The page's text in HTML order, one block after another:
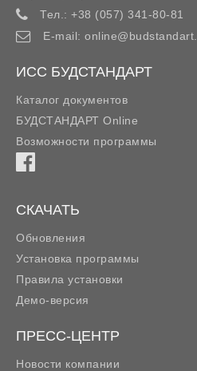
Тел.: +38 (057) 341-80-81
E-mail:
ИСС БУДСТАНДАРТ
Каталог документов
БУДСТАНДАРТ Online
Возможности программы
СКАЧАТЬ
Обновления
Установка программы
Правила установки
Демо-версия
ПРЕСС-ЦЕНТР
Новости компании